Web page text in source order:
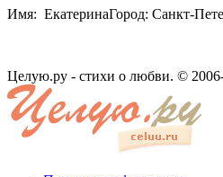
Имя: ЕкатеринаГород: Санкт-
Целую.ру - стихи о любви. © 2006-